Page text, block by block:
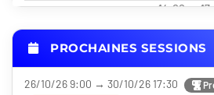
14:00 →
14:00 →
PROCHAINES SESSIONS
26/10/26 9:00 → 30/10/26 17:30